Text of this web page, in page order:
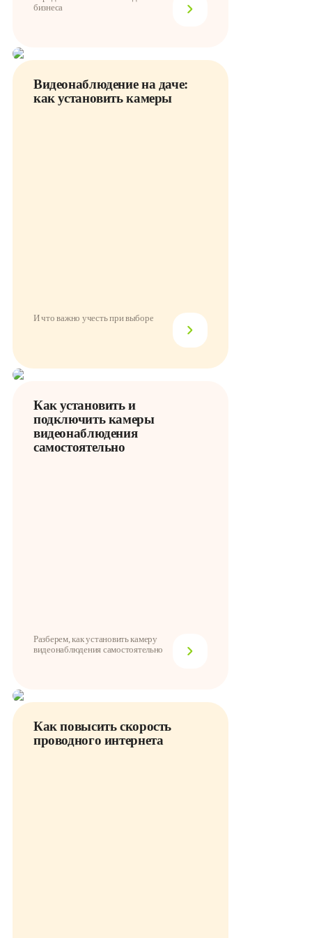
бизнеса
Видеонаблюдение на даче:
как установить камеры
И что важно учесть при выборе
Как установить и
подключить камеры
видеонаблюдения
самостоятельно
Разберем, как установить камеру
видеонаблюдения самостоятельно
Как повысить скорость
проводного интернета